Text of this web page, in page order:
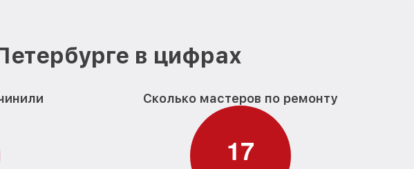
в цифрах
Сколько мастеров по ремонту
17